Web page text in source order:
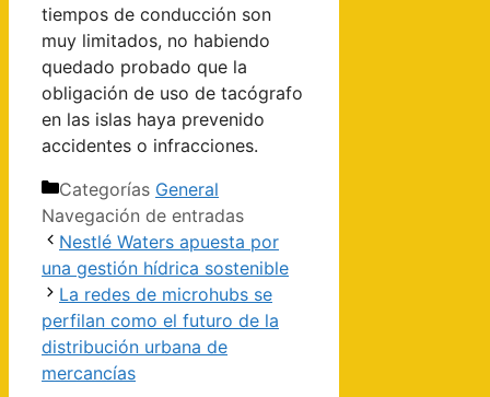
tiempos de conducción son
muy limitados, no habiendo
quedado probado que la
obligación de uso de tacógrafo
en las islas haya prevenido
accidentes o infracciones.
Categorías General
Navegación de entradas
Nestlé Waters apuesta por
una gestión hídrica sostenible
La redes de microhubs se
perfilan como el futuro de la
distribución urbana de
mercancías